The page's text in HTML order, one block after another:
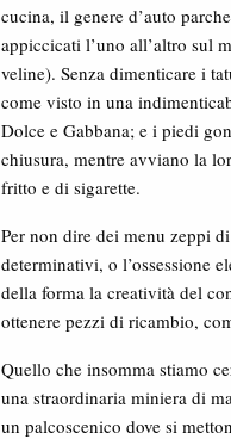
cucina, il genere d’auto
appiccicati l’uno all’altro sul
veline). Senza dimenticare i
come visto in una
Dolce e Gabbana; e i piedi
chiusura, mentre avviano la
fritto e di sigarette.
Per non dire dei menu zeppi
determinativi, o l’ossessione
della forma la creatività del
ottenere pezzi di ricambio,
Quello che insomma stiamo
una straordinaria miniera di
un palcoscenico dove si